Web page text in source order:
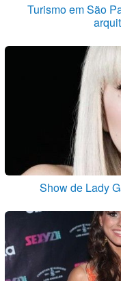
Turismo em São
Show de Lady